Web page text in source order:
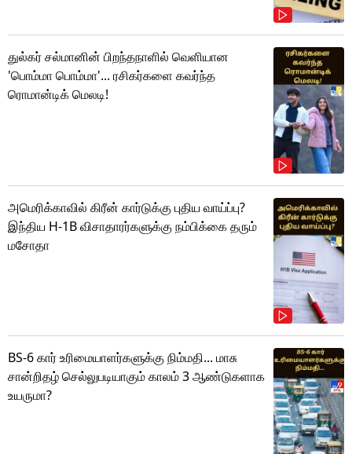
துல்கர் சல்மானின் பிறந்தநாளில் வெளியான
'பொம்மா பொம்மா'... ரசிகர்களை கவர்ந்த
ரொமான்டிக் மெலடி!
அமெரிக்காவில் கிரீன் கார்டுக்கு புதிய வாய்ப்பு?
இந்திய H-1B விசாதாரர்களுக்கு நம்பிக்கை தரும்
மசோதா
BS-6 கார் உரிமையாளர்களுக்கு நிம்மதி... மாசு
சான்றிதழ் செல்லுபடியாகும் காலம் 3 ஆண்டுகளாக
உயருமா?